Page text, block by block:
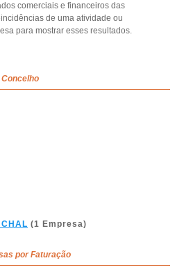
comerciais e financeiros das
de uma atividade ou
para mostrar esses resultados.
(1 Empresa)
por Faturação